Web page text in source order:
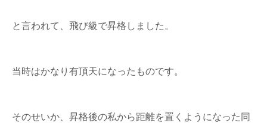
と言われて、飛び級で昇格しました。
当時はかなり有頂天になったものです。
そのせいか、昇格後の私から距離を置くようになった同